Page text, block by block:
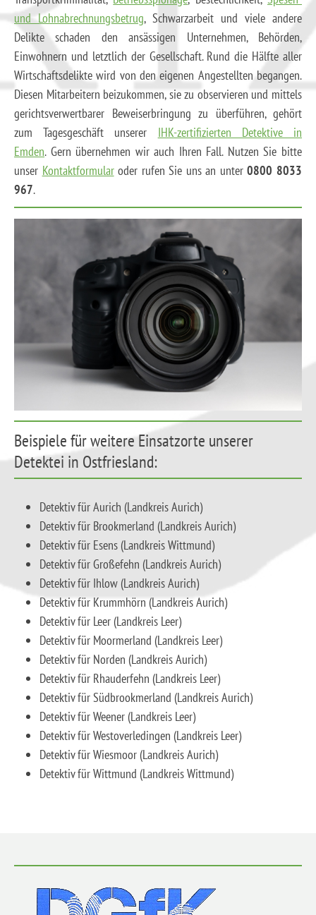
und Lohnabrechnungsbetrug, Schwarzarbeit und viele andere
Delikte schaden den ansässigen Unternehmen, Behörden,
Einwohnern und letztlich der Gesellschaft. Rund die Hälfte aller
Wirtschaftsdelikte wird von den eigenen Angestellten begangen.
Diesen Mitarbeitern beizukommen, sie zu observieren und mittels
gerichtsverwertbarer Beweiserbringung zu überführen, gehört
zum Tagesgeschäft unserer IHK-zertifizierten Detektive in
Emden. Gern übernehmen wir auch Ihren Fall. Nutzen Sie bitte
unser Kontaktformularoder rufen Sie uns an unter0800 8033
967.
Beispiele für weitere Einsatzorte unserer
Detektei in Ostfriesland:
Detektiv für Aurich (Landkreis Aurich)
Detektiv für Brookmerland (Landkreis Aurich)
Detektiv für Esens (Landkreis Wittmund)
Detektiv für Großefehn (Landkreis Aurich)
Detektiv für Ihlow (Landkreis Aurich)
Detektiv für Krummhörn (Landkreis Aurich)
Detektiv für Leer (Landkreis Leer)
Detektiv für Moormerland (Landkreis Leer)
Detektiv für Norden (Landkreis Aurich)
Detektiv für Rhauderfehn (Landkreis Leer)
Detektiv für Südbrookmerland (Landkreis Aurich)
Detektiv für Weener (Landkreis Leer)
Detektiv für Westoverledingen (Landkreis Leer)
Detektiv für Wiesmoor (Landkreis Aurich)
Detektiv für Wittmund (Landkreis Wittmund)